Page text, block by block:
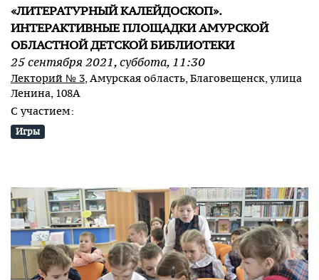
«ЛИТЕРАТУРНЫЙ КАЛЕЙДОСКОП».
ИНТЕРАКТИВНЫЕ ПЛОЩАДКИ АМУРСКОЙ
ОБЛАСТНОЙ ДЕТСКОЙ БИБЛИОТЕКИ
25сентября 2021,суббота, 11:30
Лекторий № 3, Амурская область, Благовещенск, улица
Ленина, 108А
С участием:
Игры